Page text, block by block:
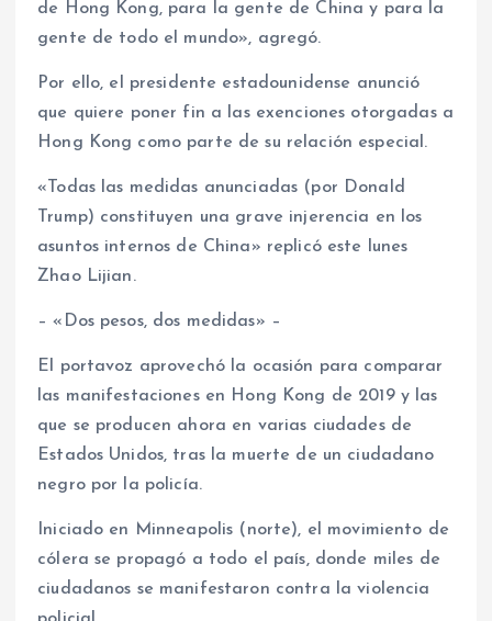
de Hong Kong, para la gente de China y para la
gente de todo el mundo», agregó.
Por ello, el presidente estadounidense anunció
que quiere poner fin a las exenciones otorgadas a
Hong Kong como parte de su relación especial.
«Todas las medidas anunciadas (por Donald
Trump) constituyen una grave injerencia en los
asuntos internos de China» replicó este lunes
Zhao Lijian.
– «Dos pesos, dos medidas» –
El portavoz aprovechó la ocasión para comparar
las manifestaciones en Hong Kong de 2019 y las
que se producen ahora en varias ciudades de
Estados Unidos, tras la muerte de un ciudadano
negro por la policía.
Iniciado en Minneapolis (norte), el movimiento de
cólera se propagó a todo el país, donde miles de
ciudadanos se manifestaron contra la violencia